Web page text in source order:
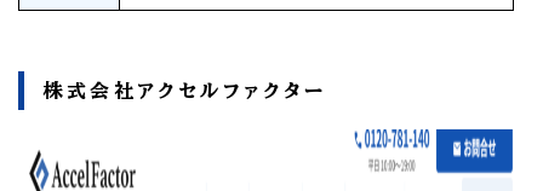
株式会社アクセルファクター